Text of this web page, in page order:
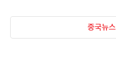
중국뉴스